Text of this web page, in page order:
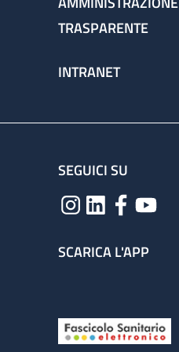
TRASPARENTE
INTRANET
SEGUICI SU
SCARICA L'APP